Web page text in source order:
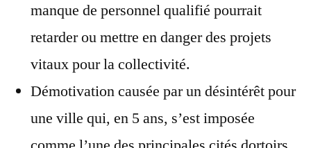
manque de personnel qualifié pourrait
retarder ou mettre en danger des projets
vitaux pour la collectivité.
Démotivation causée par un désintérêt pour
une ville qui, en 5 ans, s’est imposée